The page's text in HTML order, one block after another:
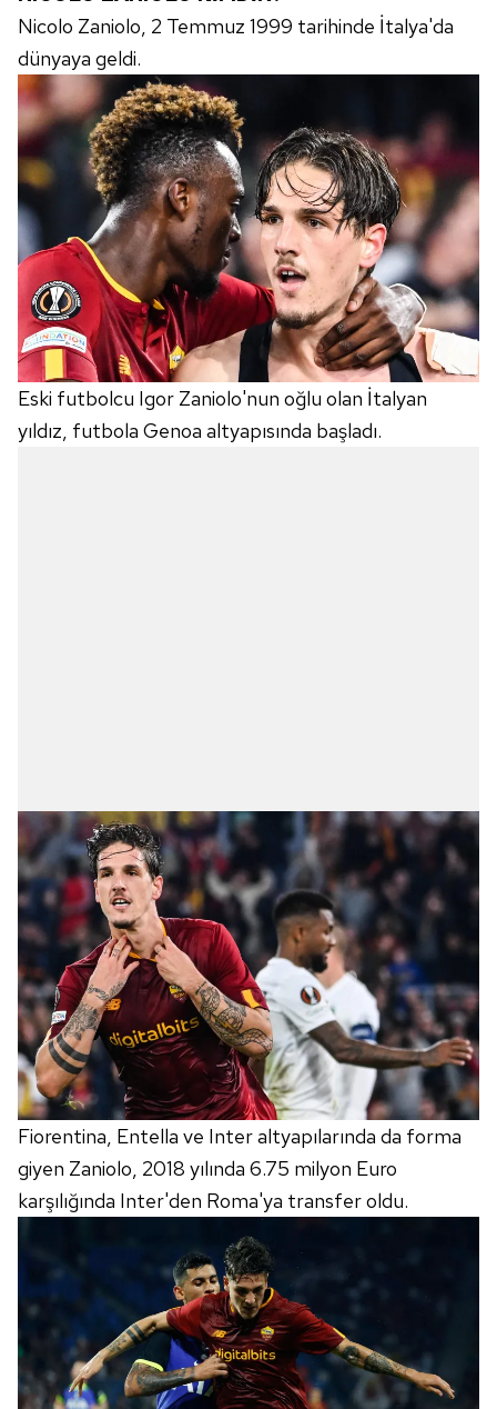
Nicolo Zaniolo, 2 Temmuz 1999 tarihinde İtalya'da
dünyaya geldi.
Eski futbolcu Igor Zaniolo'nun oğlu olan İtalyan
yıldız, futbola Genoa altyapısında başladı.
Fiorentina, Entella ve Inter altyapılarında da forma
giyen Zaniolo, 2018 yılında 6.75 milyon Euro
karşılığında Inter'den Roma'ya transfer oldu.